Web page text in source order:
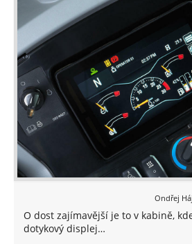
Ondřej
O dost zajímavější je to v kabině,
dotykový displej…